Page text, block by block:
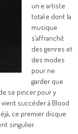
un·e artiste
total·e dont la
musique
s’affranchit
des genres et
des modes
pour ne
garder que
se pincer pour y
vient succéder à Blood
ce premier disque
singulier.